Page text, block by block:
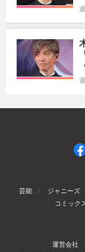
芸能 ジャニーズ
コミック
運営会社